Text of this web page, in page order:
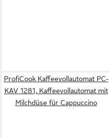
ProfiCook Kaffeevollautomat PC-
KAV 1281, Kaffeevollautomat mit
Milchdüse für Cappuccino